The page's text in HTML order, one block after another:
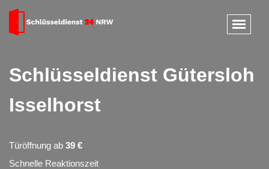
Schlüsseldienst Gütersloh
Isselhorst
Türöffnung ab 39 €
Schnelle Reaktionszeit